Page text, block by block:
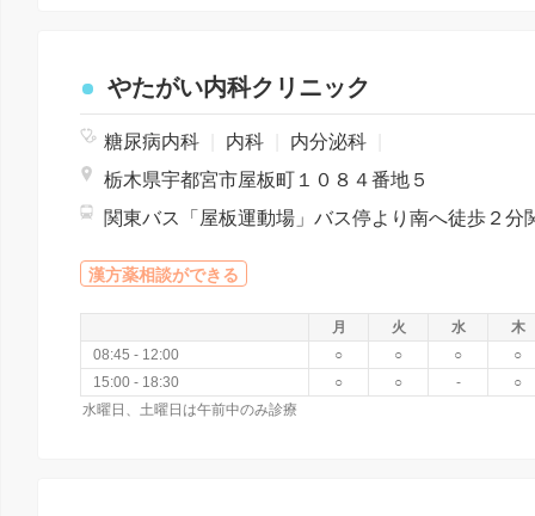
やたがい内科クリニック
糖尿病内科 内科 内分泌科
栃木県宇都宮市屋板町１０８４番地５
漢方薬相談ができる
月 火 水
木
08:45 - 12:00
○ ○ ○
○
15:00 - 18:30
○ ○ -
○
水曜日、土曜日は午前中のみ診療